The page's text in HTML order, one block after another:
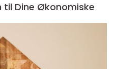
til Dine Økonomiske